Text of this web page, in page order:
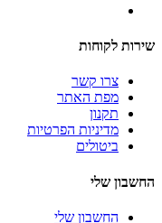
שירות לקוחות
צרו קשר
מפת האתר
תקנון
מדיניות הפרטיות
ביטולים
החשבון שלי
החשבון שלי